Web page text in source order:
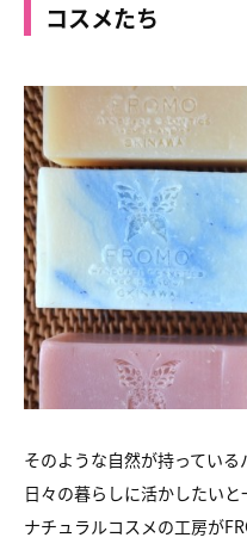
コスメたち
そのような自然が持っている
日々の暮らしに活かしたい
ナチュラルコスメの工房が